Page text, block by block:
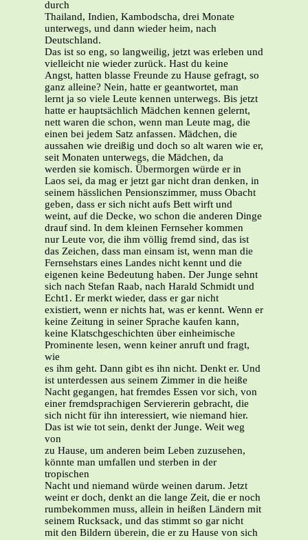
durch
Thailand, Indien, Kambodscha, drei Monate
unterwegs, und dann wieder heim, nach
Deutschland.
Das ist so eng, so langweilig, jetzt was erleben und
vielleicht nie wieder zurück. Hast du keine
Angst, hatten blasse Freunde zu Hause gefragt, so
ganz alleine? Nein, hatte er geantwortet, man
lernt ja so viele Leute kennen unterwegs. Bis jetzt
hatte er hauptsächlich Mädchen kennen gelernt,
nett waren die schon, wenn man Leute mag, die
einen bei jedem Satz anfassen. Mädchen, die
aussahen wie dreißig und doch so alt waren wie er,
seit Monaten unterwegs, die Mädchen, da
werden sie komisch. Übermorgen würde er in
Laos sei, da mag er jetzt gar nicht dran denken, in
seinem hässlichen Pensionszimmer, muss Obacht
geben, dass er sich nicht aufs Bett wirft und
weint, auf die Decke, wo schon die anderen Dinge
drauf sind. In dem kleinen Fernseher kommen
nur Leute vor, die ihm völlig fremd sind, das ist
das Zeichen, dass man einsam ist, wenn man die
Fernsehstars eines Landes nicht kennt und die
eigenen keine Bedeutung haben. Der Junge sehnt
sich nach Stefan Raab, nach Harald Schmidt und
Echt1. Er merkt wieder, dass er gar nicht
existiert, wenn er nichts hat, was er kennt. Wenn er
keine Zeitung in seiner Sprache kaufen kann,
keine Klatschgeschichten über einheimische
Prominente lesen, wenn keiner anruft und fragt,
wie
es ihm geht. Dann gibt es ihn nicht. Denkt er. Und
ist unterdessen aus seinem Zimmer in die heiße
Nacht gegangen, hat fremdes Essen vor sich, von
einer fremdsprachigen Serviererin gebracht, die
sich nicht für ihn interessiert, wie niemand hier.
Das ist wie tot sein, denkt der Junge. Weit weg
von
zu Hause, um anderen beim Leben zuzusehen,
könnte man umfallen und sterben in der
tropischen
Nacht und niemand würde weinen darum. Jetzt
weint er doch, denkt an die lange Zeit, die er noch
rumbekommen muss, allein in heißen Ländern mit
seinem Rucksack, und das stimmt so gar nicht
mit den Bildern überein, die er zu Hause von sich